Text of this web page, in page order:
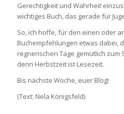
Gerechtigkeit und Wahrheit
wichtiges Buch, das gerade für
So, ich hoffe, für den einen oder
Buchempfehlungen etwas dabei,
regnerischen Tage gemütlich zum
denn Herbstzeit ist Lesezeit.
Bis nächste Woche, euer Blog!
(Text: Nela Königsfeld)